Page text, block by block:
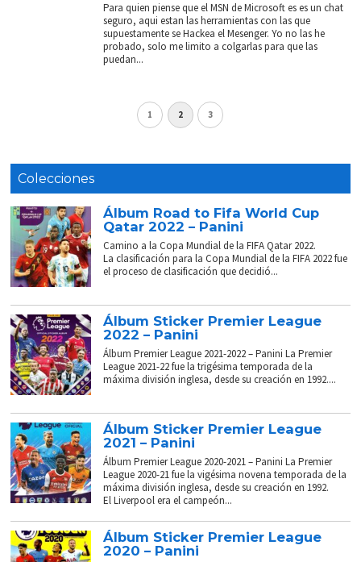
Para quien piense que el MSN de Microsoft es es un chat
seguro, aqui estan las herramientas con las que
supuestamente se Hackea el Mesenger. Yo no las he
probado, solo me limito a colgarlas para que las
puedan...
1 2 3
Colecciones
Álbum Road to Fifa World Cup
Qatar 2022 – Panini
Camino a la Copa Mundial de la FIFA Qatar 2022.
La clasificación para la Copa Mundial de la FIFA 2022 fue
el proceso de clasificación que decidió...
Álbum Sticker Premier League
2022 – Panini
Álbum Premier League 2021-2022 – Panini La Premier
League 2021-22 fue la trigésima temporada de la
máxima división inglesa, desde su creación en 1992....
Álbum Sticker Premier League
2021 – Panini
Álbum Premier League 2020-2021 – Panini La Premier
League 2020-21 fue la vigésima novena temporada de la
máxima división inglesa, desde su creación en 1992.
El Liverpool era el campeón...
Álbum Sticker Premier League
2020 – Panini